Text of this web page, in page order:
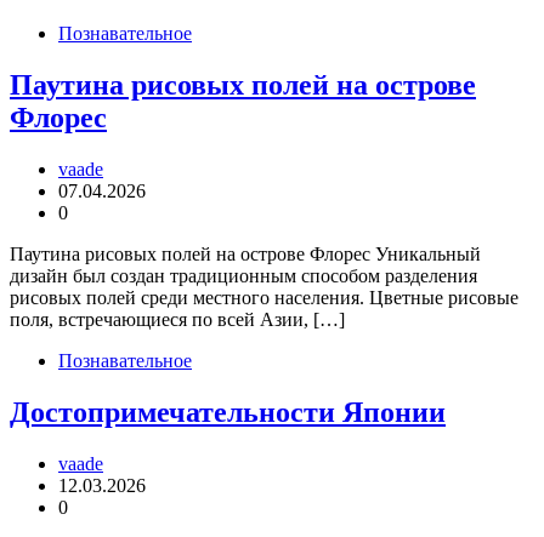
Познавательное
Паутина рисовых полей на острове
Флорес
vaade
07.04.2026
0
Паутина рисовых полей на острове Флорес Уникальный
дизайн был создан традиционным способом разделения
рисовых полей среди местного населения. Цветные рисовые
поля, встречающиеся по всей Азии, […]
Познавательное
Достопримечательности Японии
vaade
12.03.2026
0